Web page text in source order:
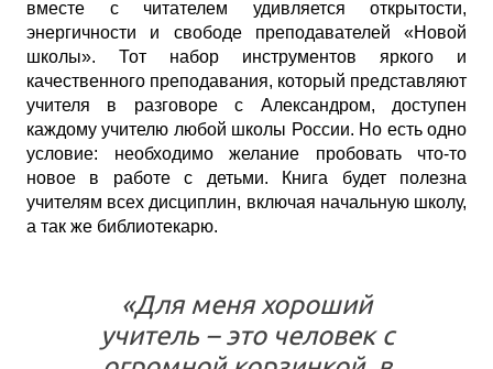
вместе с читателем удивляется открытости,
энергичности и свободе преподавателей «Новой
школы». Тот набор инструментов яркого и
качественного преподавания, который представляют
учителя в разговоре с Александром, доступен
каждому учителю любой школы России. Но есть одно
условие: необходимо желание пробовать что-то
новое в работе с детьми. Книга будет полезна
учителям всех дисциплин, включая начальную школу,
а так же библиотекарю.
«Для меня хороший
учитель – это человек с